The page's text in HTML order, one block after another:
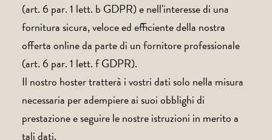
(art. 6 par. 1 lett. b GDPR) e nell'interesse di una
fornitura sicura, veloce ed efficiente della nostra
offerta online da parte di un fornitore professionale
(art. 6 par. 1 lett. f GDPR).
Il nostro hoster tratterà i vostri dati solo nella misura
necessaria per adempiere ai suoi obblighi di
prestazione e seguire le nostre istruzioni in merito a
tali dati.